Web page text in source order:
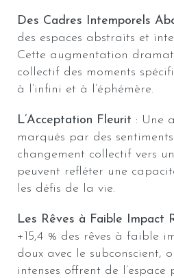
Des Cadres Intemporels
des espaces abstraits et
Cette augmentation
collectif des moments
à l’infini et à l’éphémère.
L’Acceptation Fleurit : Une
marqués par des
changement collectif vers
peuvent refléter une
les défis de la vie.
Les Rêves à Faible Impact
+15,4 % des rêves à faible
doux avec le subconscient,
intenses offrent de